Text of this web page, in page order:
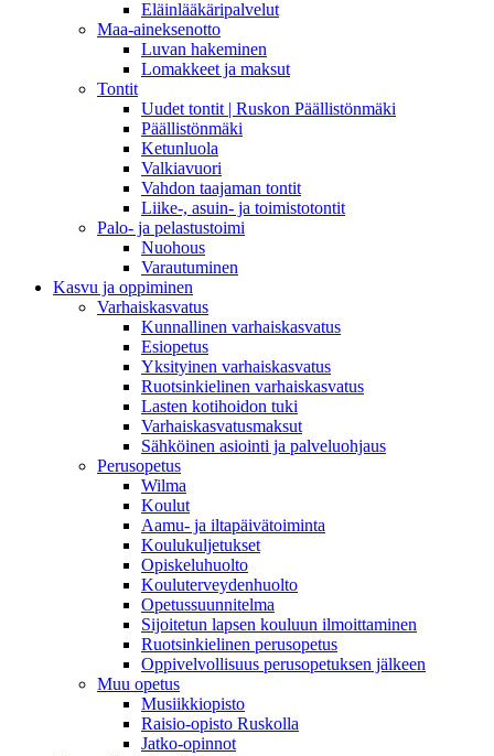
Eläinlääkäripalvelut
Maa-aineksenotto
Luvan hakeminen
Lomakkeet ja maksut
Tontit
Uudet tontit | Ruskon Päällistönmäki
Päällistönmäki
Ketunluola
Valkiavuori
Vahdon taajaman tontit
Liike-, asuin- ja toimistotontit
Palo- ja pelastustoimi
Nuohous
Varautuminen
Kasvu ja oppiminen
Varhaiskasvatus
Kunnallinen varhaiskasvatus
Esiopetus
Yksityinen varhaiskasvatus
Ruotsinkielinen varhaiskasvatus
Lasten kotihoidon tuki
Varhaiskasvatusmaksut
Sähköinen asiointi ja palveluohjaus
Perusopetus
Wilma
Koulut
Aamu- ja iltapäivätoiminta
Koulukuljetukset
Opiskeluhuolto
Kouluterveydenhuolto
Opetussuunnitelma
Sijoitetun lapsen kouluun ilmoittaminen
Ruotsinkielinen perusopetus
Oppivelvollisuus perusopetuksen jälkeen
Muu opetus
Musiikkiopisto
Raisio-opisto Ruskolla
Jatko-opinnot